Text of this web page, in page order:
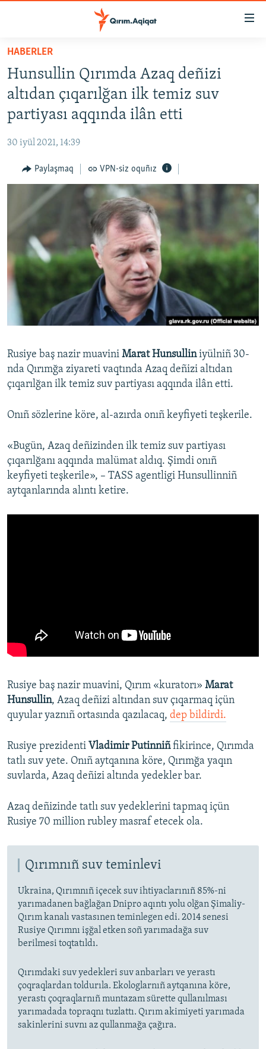
Esas
qaytmaq
Baş
navigatsiyağa
qaytmaq
Qıdıruvğa
qaytmaq
HABERLER
SİYASET
İQTİSADİYAT
MEDENİYET
İNSAN AQLARI
SÜRET
BLOGLAR
FİKİR
Русский
Українською
HABERLER
Hunsullin Qırımda Azaq deñizi
altıdan çıqarılğan ilk temiz suv
partiyası aqqında ilân etti
30 iyül 2021, 14:39
Paylaşmaq VPN-siz oquñız
Rusiye baş nazir muavini Marat Hunsulliniyülniñ 30-
nda Qırımğa ziyareti vaqtında Azaq deñizi altıdan
çıqarılğan ilk temiz suv partiyası aqqında ilân etti.
Onıñ sözlerine köre, al-azırda onıñ keyfiyeti teşkerile.
«Bugün, Azaq deñizinden ilk temiz suv partiyası
çıqarılğanı aqqında malümat aldıq. Şimdi onıñ
keyfiyeti teşkerile», – TASS agentligi Hunsullinniñ
aytqanlarında alıntı ketire.
Rusiye baş nazir muavini, Qırım «kuratorı» Marat
Hunsullin, Azaq deñizi altından suv çıqarmaq içün
quyular yaznıñ ortasında qazılacaq, dep bildirdi.
Rusiye prezidenti Vladimir Putinniñfikirince, Qırımda
tatlı suv yete. Onıñ aytqanına köre, Qırımğa yaqın
suvlarda, Azaq deñizi altında yedekler bar.
Azaq deñizinde tatlı suv yedeklerini tapmaq içün
Rusiye 70 million rubley masraf etecek ola.
Qırımnıñ suv teminlevi
Ukraina, Qırımnıñ içecek suv ihtiyaclarınıñ 85%-ni
yarımadanen bağlağan Dnipro aqıntı yolu olğan Şimaliy-
Qırım kanalı vastasınen teminlegen edi. 2014 senesi
Rusiye Qırımnı işğal etken soñ yarımadağa suv
berilmesi toqtatıldı.
Qırımdaki suv yedekleri suv anbarları ve yerastı
çoqraqlardan toldurıla. Ekologlarnıñ aytqanına köre,
yerastı çoqraqlarnıñ muntazam sürette qullanılması
yarımadada topraqnı tuzlattı. Qırım akimiyeti yarımada
sakinlerini suvnı az qullanmağa çağıra.